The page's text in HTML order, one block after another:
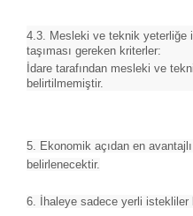
4.3. Mesleki ve teknik yeterliğe
taşıması gereken kriterler:
İdare tarafından mesleki ve
belirtilmemiştir.
5. Ekonomik açıdan en
belirlenecektir.
6. İhaleye sadece yerli istekliler